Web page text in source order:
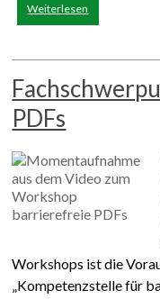
Weiterlesen
PDFs
Workshops ist die
„Kompetenzstelle für